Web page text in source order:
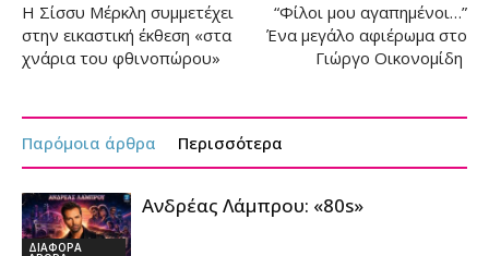
Η Σίσσυ Μέρκλη συμμετέχει
στην εικαστική έκθεση «στα
χνάρια του φθινοπώρου»
“Φίλοι μου αγαπημένοι…”
Ένα μεγάλο αφιέρωμα στο
Γιώργο Οικονομίδη
Παρόμοια άρθρα Περισσότερα
ΔΙΑΦΟΡΑ
Ανδρέας Λάμπρου: «80s»